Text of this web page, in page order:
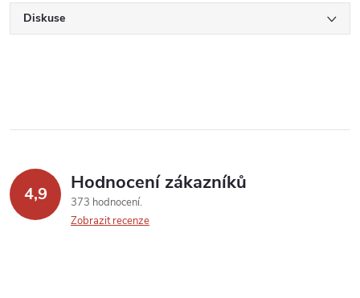
Diskuse
4,9 Hodnocení zákazníků
373 hodnocení
Zobrazit recenze